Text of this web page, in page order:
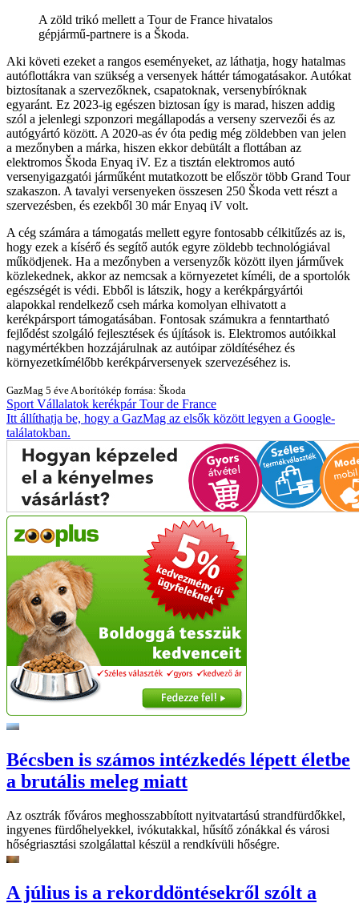
A zöld trikó mellett a Tour de France hivatalos
gépjármű-partnere is a Škoda.
Aki követi ezeket a rangos eseményeket, az láthatja, hogy hatalmas
autóflottákra van szükség a versenyek háttér támogatásakor. Autókat
biztosítanak a szervezőknek, csapatoknak, versenybíróknak
egyaránt. Ez 2023-ig egészen biztosan így is marad, hiszen addig
szól a jelenlegi szponzori megállapodás a verseny szervezői és az
autógyártó között. A 2020-as év óta pedig még zöldebben van jelen
a mezőnyben a márka, hiszen ekkor debütált a flottában az
elektromos Škoda Enyaq iV. Ez a tisztán elektromos autó
versenyigazgatói járműként mutatkozott be először több Grand Tour
szakaszon. A tavalyi versenyeken összesen 250 Škoda vett részt a
szervezésben, és ezekből 30 már Enyaq iV volt.
A cég számára a támogatás mellett egyre fontosabb célkitűzés az is,
hogy ezek a kísérő és segítő autók egyre zöldebb technológiával
működjenek. Ha a mezőnyben a versenyzők között ilyen járművek
közlekednek, akkor az nemcsak a környezetet kíméli, de a sportolók
egészségét is védi. Ebből is látszik, hogy a kerékpárgyártói
alapokkal rendelkező cseh márka komolyan elhivatott a
kerékpársport támogatásában. Fontosak számukra a fenntartható
fejlődést szolgáló fejlesztések és újítások is. Elektromos autóikkal
nagymértékben hozzájárulnak az autóipar zöldítéséhez és
környezetkímélőbb kerékpárversenyek szervezéséhez is.
GazMag 5 éve A borítókép forrása: Škoda
Sport Vállalatok kerékpárTour de France
Itt állíthatja be, hogy a GazMag az elsők között legyen a Google-
találatokban.
Bécsben is számos intézkedés lépett életbe
a brutális meleg miatt
Az osztrák főváros meghosszabbított nyitvatartású strandfürdőkkel,
ingyenes fürdőhelyekkel, ivókutakkal, hűsítő zónákkal és városi
hőségriasztási szolgálattal készül a rendkívüli hőségre.
A július is a rekorddöntésekről szólt a